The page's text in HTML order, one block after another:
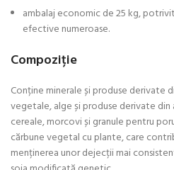
ambalaj economic de 25 kg,
efective numeroase.
Compoziție
Conține minerale și produse derivate
vegetale, alge și produse derivate din
cereale, morcovi și granule pentru
cărbune vegetal cu plante, care
menținerea unor dejecții mai